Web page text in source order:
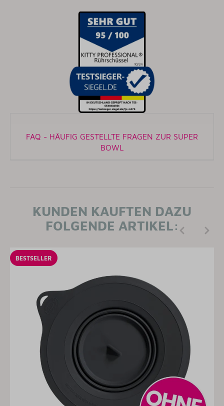
FAQ - HÄUFIG GESTELLTE FRAGEN ZUR SUPER
BOWL
KUNDEN KAUFTEN DAZU
FOLGENDE ARTIKEL:
BESTSELLER